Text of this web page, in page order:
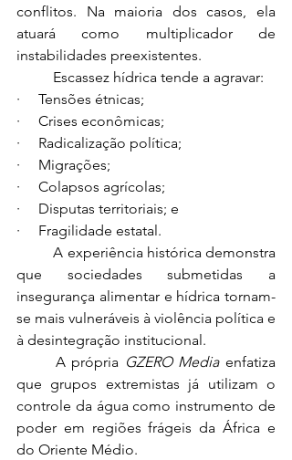
conflitos. Na maioria dos casos, ela
atuará como multiplicador de
instabilidades preexistentes.
	Escassez hídrica tende a agravar:
·     Tensões étnicas;
·     Crises econômicas;
·     Radicalização política;
·     Migrações;
·     Colapsos agrícolas;
·     Disputas territoriais; e
·     Fragilidade estatal.
	A experiência histórica demonstra
que sociedades submetidas a
insegurança alimentar e hídrica tornam-
se mais vulneráveis à violência política e
à desintegração institucional.
	A própria
GZERO Media enfatiza
que grupos extremistas já utilizam o
controle da água como instrumento de
poder em regiões frágeis da África e
do Oriente Médio.